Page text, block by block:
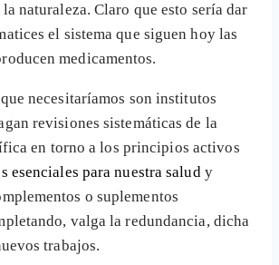
naturaleza. Claro que esto sería dar
el sistema que siguen hoy las
medicamentos.
necesitaríamos son institutos
revisiones sistemáticas de la
en torno a los principios activos
esenciales para nuestra saludy
o suplementos
valga la redundancia, dicha
trabajos.